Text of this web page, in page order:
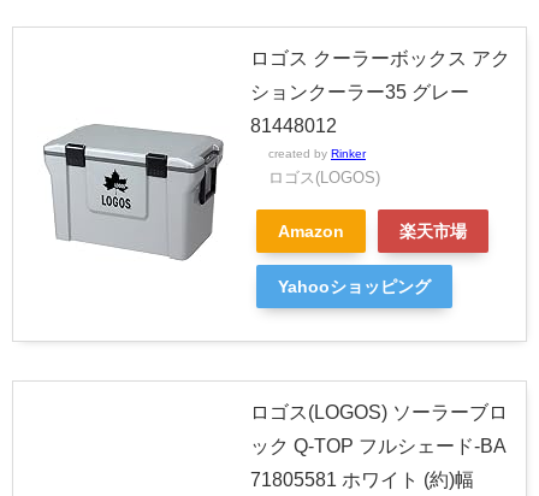
ロゴス クーラーボックス アク
ションクーラー35 グレー
81448012
created by Rinker
ロゴス(LOGOS)
Amazon 楽天市場
Yahooショッピング
ロゴス(LOGOS) ソーラーブロ
ック Q-TOP フルシェード-BA
71805581 ホワイト (約)幅